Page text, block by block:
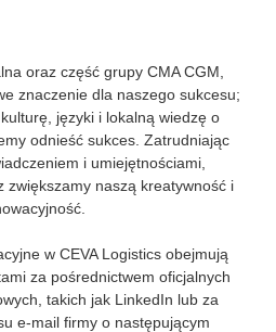
oraz część grupy CMA CGM,
znaczenie dla naszego sukcesu;
języki i lokalną wiedzę o
odnieść sukces. Zatrudniając
i umiejętnościami,
zwiększamy naszą kreatywność i
w CEVA Logistics obejmują
za pośrednictwem oficjalnych
takich jak LinkedIn lub za
e-mail firmy o następującym